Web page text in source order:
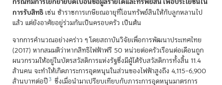
การรับสิทธิ เช่น ข้าราชการเกษียณอายุที่โอนทรัพย์สินให้กับลูกหลานไป
แล้ว แต่ยังอาศัยอยู่ร่วมกันเป็นครอบครัว เป็นต้น
จากการคำนวณอย่างคร่าว ๆ โดยสถาบันวิจัยเพื่อการพัฒนาประเทศไทย
(2017) หากสมมติว่าหากสิทธิไฟฟ้าฟรี 50 หน่วยต่อครัวเรือนต่อเดือนถูก
ผนวกรวมให้อยู่ในบัตรสวัสดิการแห่งรัฐซึ่งมีผู้ได้รับสวัสดิการทั้งสิ้น 11.4
ล้านคน จะทำให้เกิดภาระการอุดหนุนในส่วนของไฟฟ้าสูงถึง 4,115–6,900
ล้านบาทต่อปี3 ซึ่งเมื่อนำมาเปรียบเทียบกับภาระการอุดหนุนมาตรการ